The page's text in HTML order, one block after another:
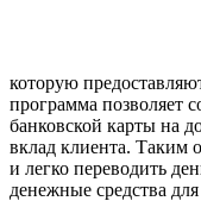
которую
программа позволяет
банковской карты на
вклад клиента. Таким
и легко переводить
денежные средства